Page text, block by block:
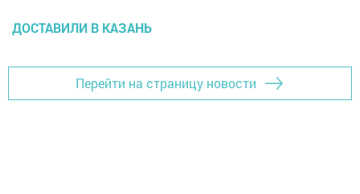
ДОСТАВИЛИ В КАЗАНЬ
Перейти на страницу новости